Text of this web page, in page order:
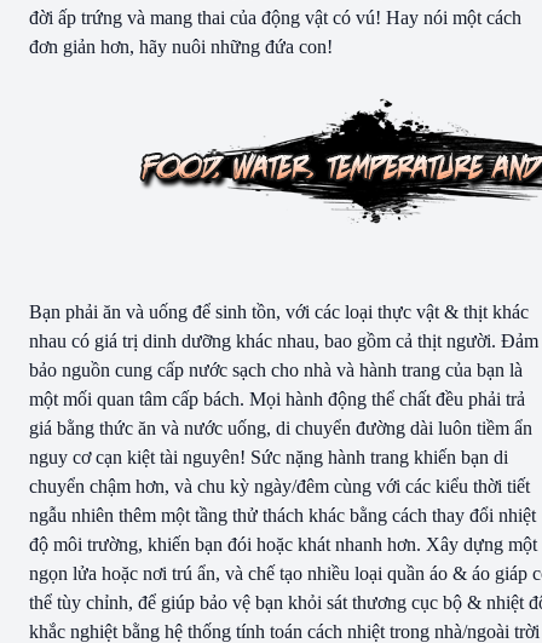
đời ấp trứng và mang thai của động vật có vú! Hay nói một cách
đơn giản hơn, hãy nuôi những đứa con!
Bạn phải ăn và uống để sinh tồn, với các loại thực vật & thịt khác
nhau có giá trị dinh dưỡng khác nhau, bao gồm cả thịt người. Đảm
bảo nguồn cung cấp nước sạch cho nhà và hành trang của bạn là
một mối quan tâm cấp bách. Mọi hành động thể chất đều phải trả
giá bằng thức ăn và nước uống, di chuyển đường dài luôn tiềm ẩn
nguy cơ cạn kiệt tài nguyên! Sức nặng hành trang khiến bạn di
chuyển chậm hơn, và chu kỳ ngày/đêm cùng với các kiểu thời tiết
ngẫu nhiên thêm một tầng thử thách khác bằng cách thay đổi nhiệt
độ môi trường, khiến bạn đói hoặc khát nhanh hơn. Xây dựng một
ngọn lửa hoặc nơi trú ẩn, và chế tạo nhiều loại quần áo & áo giáp
thể tùy chỉnh, để giúp bảo vệ bạn khỏi sát thương cục bộ & nhiệt
khắc nghiệt bằng hệ thống tính toán cách nhiệt trong nhà/ngoài trời